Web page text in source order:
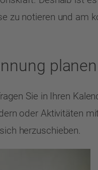
zu notieren und am
planen
Sie in Ihren
oder Aktivitäten
herzuschieben.